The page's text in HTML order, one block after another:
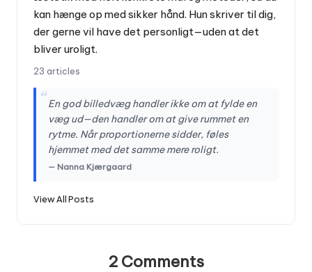
kan hænge op med sikker hånd. Hun skriver til dig,
der gerne vil have det personligt—uden at det
bliver uroligt.
23 articles
“ En god billedvæg handler ikke om at fylde en
væg ud—den handler om at give rummet en
rytme. Når proportionerne sidder, føles
hjemmet med det samme mere roligt.
— Nanna Kjærgaard
View All Posts
2 Comments